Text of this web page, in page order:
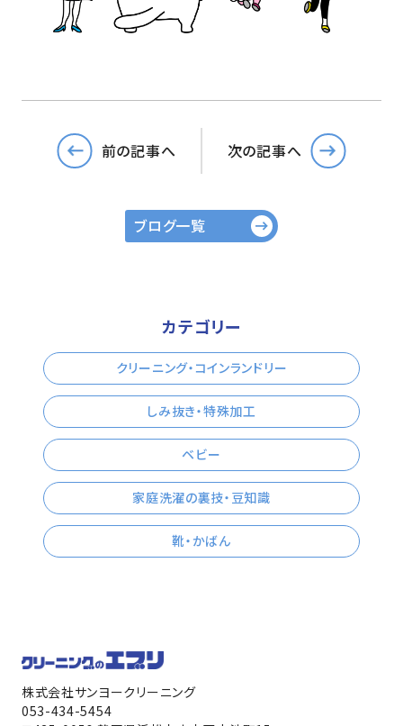
前の記事へ 次の記事へ
ブログ一覧
カテゴリー
クリーニング・コインランドリー
しみ抜き・特殊加工
ベビー
家庭洗濯の裏技・豆知識
靴・かばん
株式会社サンヨークリーニング
053-434-5454